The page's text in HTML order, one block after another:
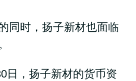
同时，扬子新材也面临
日，扬子新材的货币资